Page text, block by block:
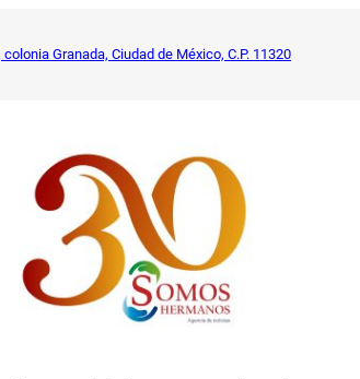
Granada, Ciudad de México, C.P. 11320